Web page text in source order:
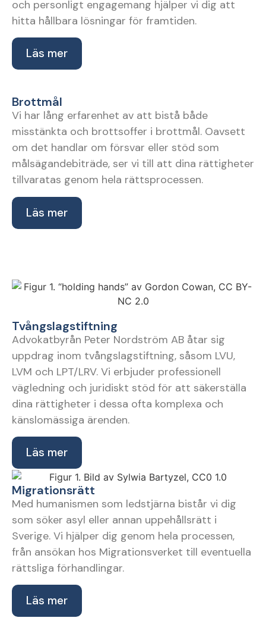
och personligt engagemang hjälper vi dig att
hitta hållbara lösningar för framtiden.
Läs mer
Brottmål
Vi har lång erfarenhet av att bistå både
misstänkta och brottsoffer i brottmål. Oavsett
om det handlar om försvar eller stöd som
målsägandebiträde, ser vi till att dina rättigheter
tillvaratas genom hela rättsprocessen.
Läs mer
Tvångslagstiftning
Advokatbyrån Peter Nordström AB åtar sig
uppdrag inom tvångslagstiftning, såsom LVU,
LVM och LPT/LRV. Vi erbjuder professionell
vägledning och juridiskt stöd för att säkerställa
dina rättigheter i dessa ofta komplexa och
känslomässiga ärenden.
Läs mer
Migrationsrätt
Med humanismen som ledstjärna bistår vi dig
som söker asyl eller annan uppehållsrätt i
Sverige. Vi hjälper dig genom hela processen,
från ansökan hos Migrationsverket till eventuella
rättsliga förhandlingar.
Läs mer